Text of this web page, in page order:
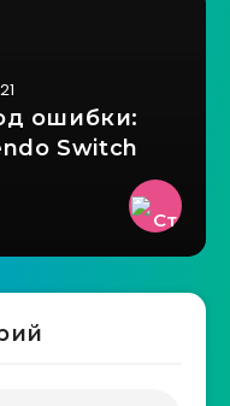
ошибки:
Switch